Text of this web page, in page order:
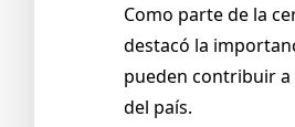
Como parte de la
destacó la
pueden contribuir
del país.